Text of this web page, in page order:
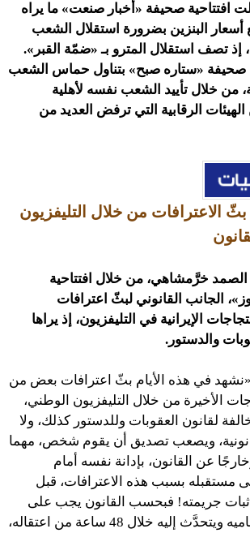
افتتاحية صحيفة «أخبار صنعت» ما يراه
أسعار البنزين بضرورة استقلال الشعب
إذ تصف استقلال المترو بـ «ضمّة القبر».
صحيفة «ستاره صبح» بتناول حماس الشعب
من خلال تأييد الشعب نفسه لأهلية
الرقابية التي ترفض العديد من
الاعترافات من خلال التليفزيون
خرَّمشاهي، من خلال افتتاحية
الجانب القانوني لبثّ اعترافات
الإيرانية في التليفزيون، إذ يراها
والدستور.
«نشهد في هذه الأيام بثّ اعترافات بعض من
الأخيرة من خلال التليفزيون الوطني،
لقانون العقوبات وللدستور كذلك، ولا
ويصعب تصديق أن يقوم شخص، مهما
عن القانون، بإدانة نفسه أمام
على مستقبله بسبب هذه الاعترافات، قبل
جريمته! فبحسب القانون يجب على
المتّهم أن يقابل محاميه ويتحدَّث إليه خلال 48 ساعة من اعتقاله،